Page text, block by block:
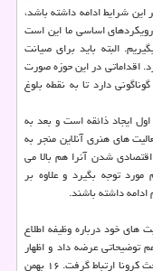
شرایط ادامه داشته باشد،
اساسی ما این است
البته باید برای صیانت
اقداماتی در این حوزه صورت
دارد تا به نقطه بلوغ
ایجاد ذائقه است و بعد به
های هنری آنلاین منجر به
شدن آنرا هم بالا می
توجه بگیرد و علاوه بر
داشته باشند.
خود درباره وظیفه اطلاع
توضیحاتی عرضه داد و اظهار
داشت: حوزه رسانه خیلی سریع تر از سایر حوزه ها با مبحث کرونا ارتباط گرفت. ۱۶ بهمن